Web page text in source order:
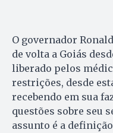
O governador
de volta a Goiás
liberado pelos
restrições, desde
recebendo em sua
questões sobre seu
assunto é a